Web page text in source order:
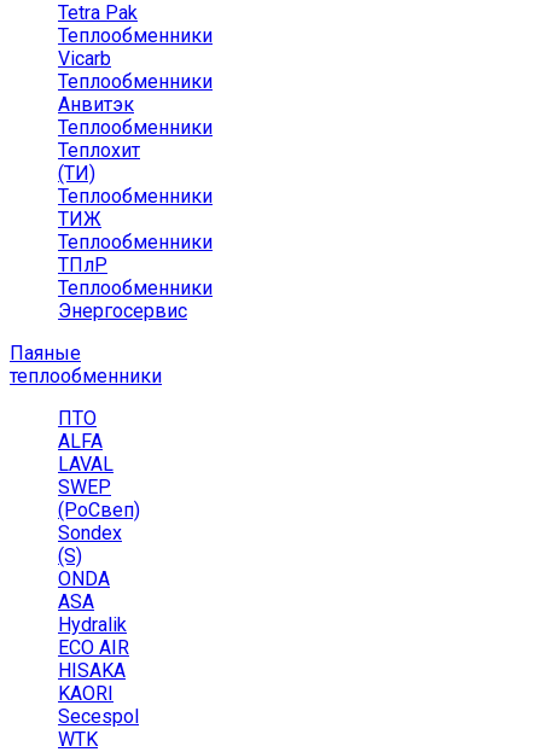
Tetra Pak
Теплообменники
Vicarb
Теплообменники
Анвитэк
Теплообменники
Теплохит
(ТИ)
Теплообменники
ТИЖ
Теплообменники
ТПлР
Теплообменники
Энергосервис
Паяные
теплообменники
ПТО
ALFA
LAVAL
SWEP
(РоСвеп)
Sondex
(S)
ONDA
ASA
Hydralik
ECO AIR
HISAKA
KAORI
Secespol
WTK